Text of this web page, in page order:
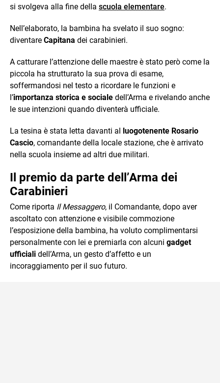
si svolgeva alla fine della scuola elementare.
Nell’elaborato, la bambina ha svelato il suo sogno:
diventare Capitana dei carabinieri.
A catturare l’attenzione delle maestre è stato però come la
piccola ha strutturato la sua prova di esame,
soffermandosi nel testo a ricordare le funzioni e
l’importanza storica e sociale dell’Arma e rivelando anche
le sue intenzioni quando diventerà ufficiale.
La tesina è stata letta davanti al luogotenente Rosario
Cascio, comandante della locale stazione, che è arrivato
nella scuola insieme ad altri due militari.
Il premio da parte dell’Arma dei
Carabinieri
Come riporta Il Messaggero, il Comandante, dopo aver
ascoltato con attenzione e visibile commozione
l’esposizione della bambina, ha voluto complimentarsi
personalmente con lei e premiarla con alcuni gadget
ufficiali dell’Arma, un gesto d’affetto e un
incoraggiamento per il suo futuro.